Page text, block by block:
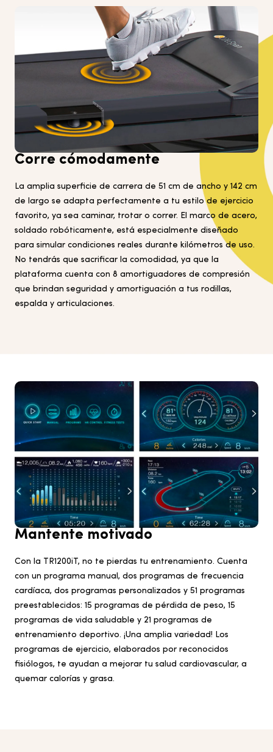
Corre cómodamente
La amplia superficie de carrera de 51 cm de ancho y 142 cm
de largo se adapta perfectamente a tu estilo de ejercicio
favorito, ya sea caminar, trotar o correr. El marco de acero,
soldado robóticamente, está especialmente diseñado
para simular condiciones reales durante kilómetros de uso.
No tendrás que sacrificar la comodidad, ya que la
plataforma cuenta con 8 amortiguadores de compresión
que brindan seguridad y amortiguación a tus rodillas,
espalda y articulaciones.
Mantente motivado
Con la TR1200iT, no te pierdas tu entrenamiento. Cuenta
con un programa manual, dos programas de frecuencia
cardíaca, dos programas personalizados y 51 programas
preestablecidos: 15 programas de pérdida de peso, 15
programas de vida saludable y 21 programas de
entrenamiento deportivo. ¡Una amplia variedad! Los
programas de ejercicio, elaborados por reconocidos
fisiólogos, te ayudan a mejorar tu salud cardiovascular, a
quemar calorías y grasa.